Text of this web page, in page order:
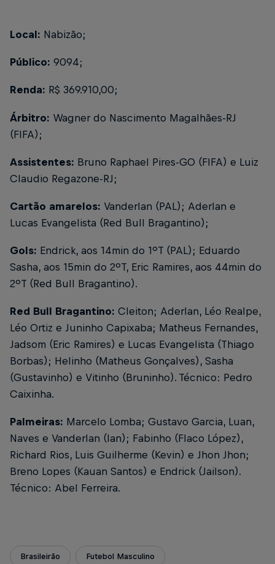
Local: Nabizão;
Público: 9094;
Renda: R$ 369.910,00;
Árbitro: Wagner do Nascimento Magalhães-RJ
(FIFA);
Assistentes: Bruno Raphael Pires-GO (FIFA) e Luiz
Claudio Regazone-RJ;
Cartão amarelos: Vanderlan (PAL); Aderlan e
Lucas Evangelista (Red Bull Bragantino);
Gols: Endrick, aos 14min do 1ºT (PAL); Eduardo
Sasha, aos 15min do 2ºT, Eric Ramires, aos 44min do
2ºT (Red Bull Bragantino).
Red Bull Bragantino: Cleiton; Aderlan, Léo Realpe,
Léo Ortiz e Juninho Capixaba; Matheus Fernandes,
Jadsom (Eric Ramires) e Lucas Evangelista (Thiago
Borbas); Helinho (Matheus Gonçalves), Sasha
(Gustavinho) e Vitinho (Bruninho). Técnico: Pedro
Caixinha.
Palmeiras: Marcelo Lomba; Gustavo Garcia, Luan,
Naves e Vanderlan (Ian); Fabinho (Flaco López),
Richard Rios, Luis Guilherme (Kevin) e Jhon Jhon;
Breno Lopes (Kauan Santos) e Endrick (Jailson).
Técnico: Abel Ferreira.
Brasileirão Futebol Masculino